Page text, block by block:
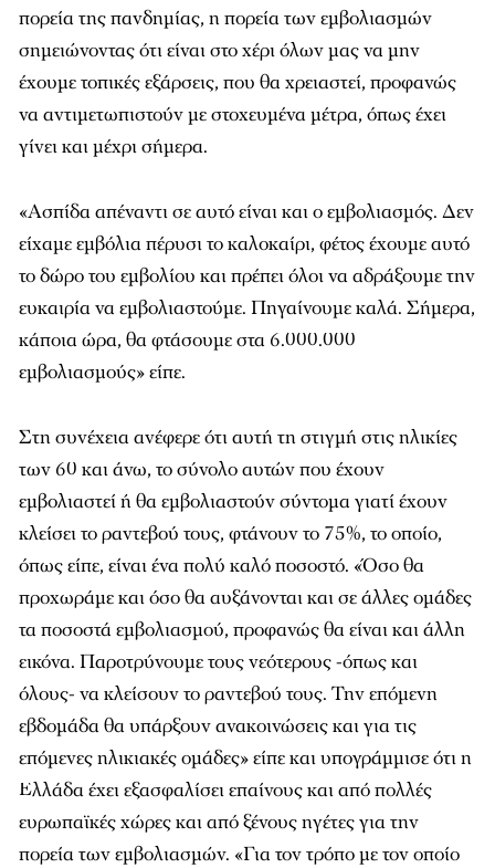
πορεία της πανδημίας, η πορεία των εμβολιασμών
σημειώνοντας ότι είναι στο χέρι όλων μας να μην
έχουμε τοπικές εξάρσεις, που θα χρειαστεί, προφανώς
να αντιμετωπιστούν με στοχευμένα μέτρα, όπως έχει
γίνει και μέχρι σήμερα.
«Ασπίδα απέναντι σε αυτό είναι και ο εμβολιασμός. Δεν
είχαμε εμβόλια πέρυσι το καλοκαίρι, φέτος έχουμε αυτό
το δώρο του εμβολίου και πρέπει όλοι να αδράξουμε την
ευκαιρία να εμβολιαστούμε. Πηγαίνουμε καλά. Σήμερα,
κάποια ώρα, θα φτάσουμε στα 6.000.000
εμβολιασμούς» είπε.
Στη συνέχεια ανέφερε ότι αυτή τη στιγμή στις ηλικίες
των 60 και άνω, το σύνολο αυτών που έχουν
εμβολιαστεί ή θα εμβολιαστούν σύντομα γιατί έχουν
κλείσει το ραντεβού τους, φτάνουν το 75%, το οποίο,
όπως είπε, είναι ένα πολύ καλό ποσοστό. «Όσο θα
προχωράμε και όσο θα αυξάνονται και σε άλλες ομάδες
τα ποσοστά εμβολιασμού, προφανώς θα είναι και άλλη
εικόνα. Παροτρύνουμε τους νεότερους -όπως και
όλους- να κλείσουν το ραντεβού τους. Την επόμενη
εβδομάδα θα υπάρξουν ανακοινώσεις και για τις
επόμενες ηλικιακές ομάδες» είπε και υπογράμμισε ότι η
Ελλάδα έχει εξασφαλίσει επαίνους και από πολλές
ευρωπαϊκές χώρες και από ξένους ηγέτες για την
πορεία των εμβολιασμών. «Για τον τρόπο με τον οποίο